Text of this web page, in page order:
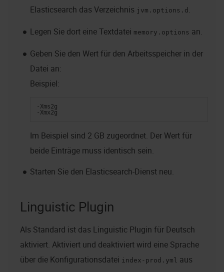
Elasticsearch das Verzeichnis jvm.options.d .
Legen Sie dort eine Textdatei memory.options an.
Geben Sie den Wert für den Arbeitsspeicher in der
Datei an:
Beispiel:
-Xms2g
-Xmx2g
Im Beispiel sind 2 GB zugeordnet. Der Wert für
beide Einträge muss identisch sein.
Starten Sie den Elasticsearch-Dienst neu.
Linguistic Plugin
Als Standard ist das Linguistic Plugin für Deutsch
aktiviert. Aktiviert und deaktiviert wird eine Sprache
über die Konfigurationsdatei index-prod.yml aus